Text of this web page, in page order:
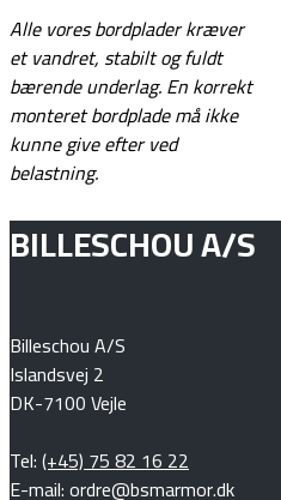
Alle vores bordplader kræver
et vandret, stabilt og fuldt
bærende underlag.En korrekt
monteret bordplade må ikke
kunne give efter ved
belastning.
BILLESCHOU A/S
Billeschou A/S
Islandsvej 2
DK-7100 Vejle
Tel:(+45) 75 82 16 22
E-mail: ordre@bsmarmor.dk